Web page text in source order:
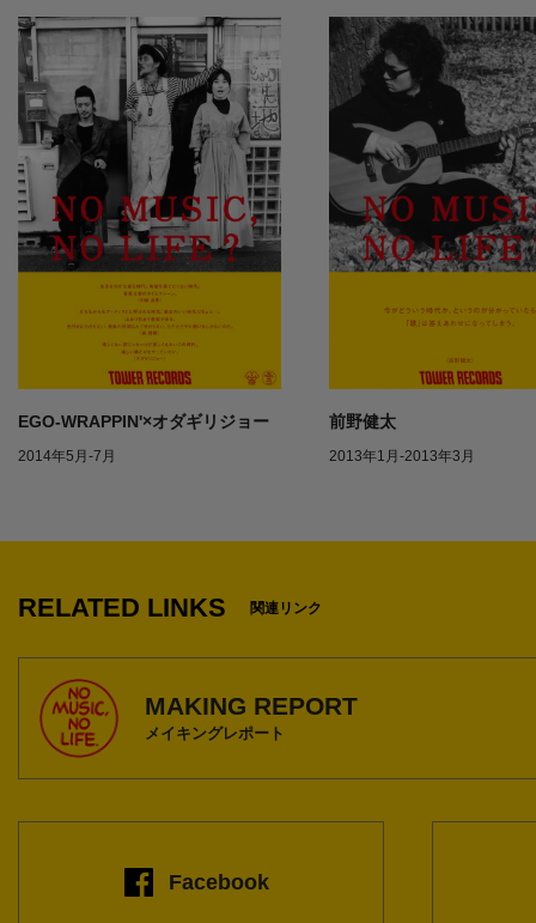
EGO-WRAPPIN'×オダギリジョー
2014年5月-7月
前野健太
2013年1月-2013年3月
RELATED LINKS 関連リンク
MAKING REPORT
メイキングレポート
Facebook